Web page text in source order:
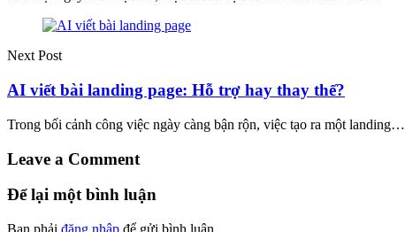
Next Post
AI viết bài landing page: Hỗ trợ hay thay thế?
Trong bối cảnh công việc ngày càng bận rộn, việc tạo ra một landing…
Leave a Comment
Để lại một bình luận
Bạn phải đăng nhập để gửi bình luận.